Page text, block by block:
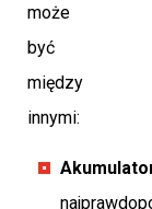
może
być
między
innymi: